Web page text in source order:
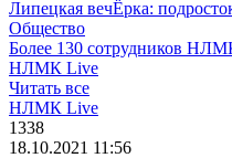
Липецкая вечЁрка:
Общество
Более 130 сотрудников
НЛМК Live
Читать все
НЛМК Live
1338
18.10.2021 11:56